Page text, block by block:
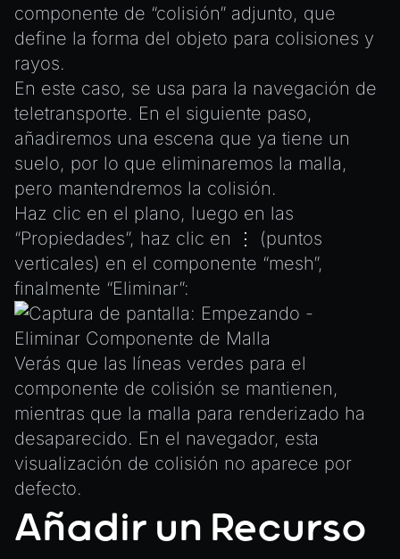
componente de “colisión” adjunto, que
define la forma del objeto para colisiones y
rayos.
En este caso, se usa para la navegación de
teletransporte. En el siguiente paso,
añadiremos una escena que ya tiene un
suelo, por lo que eliminaremos la malla,
pero mantendremos la colisión.
Haz clic en el plano, luego en las
“Propiedades”, haz clic en ⋮ (puntos
verticales) en el componente “mesh”,
finalmente “Eliminar”:
Verás que las líneas verdes para el
componente de colisión se mantienen,
mientras que la malla para renderizado ha
desaparecido. En el navegador, esta
visualización de colisión no aparece por
defecto.
Añadir un Recurso